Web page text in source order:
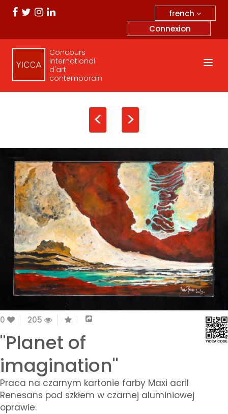
french
Connexion
Concours
international
d'art
contemporain
< >
0 205
"Planet of
imagination"
Praca na czarnym kartonie farby Maxi acril
Renesans pod szkłem w czarnej aluminiowej
oprawie.